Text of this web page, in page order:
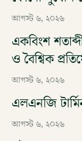
আগস্ট ৬, ২০২৬
একবিংশ
ও বৈশ্বিক
আগস্ট ৬, ২০২৬
এলএনজি
আগস্ট ৬, ২০২৬